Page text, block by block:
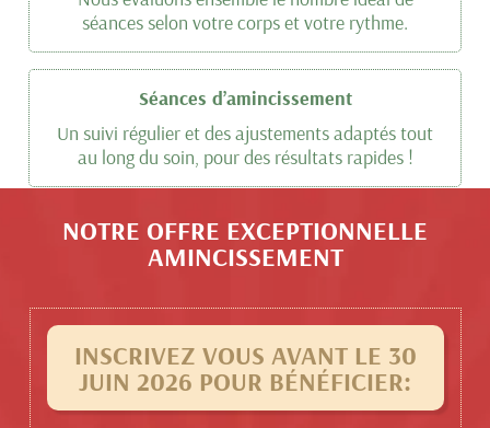
séances selon votre corps et votre rythme.
Séances d’amincissement
Un suivi régulier et des ajustements adaptés tout
au long du soin, pour des résultats rapides !
NOTRE OFFRE EXCEPTIONNELLE
AMINCISSEMENT
INSCRIVEZ VOUS AVANT LE 30
JUIN 2026 POUR BÉNÉFICIER: